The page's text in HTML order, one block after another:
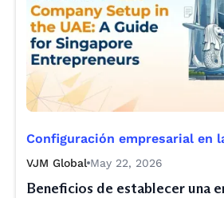
Configuración empresarial en
VJM Global May 22, 2026
Beneficios de establecer una